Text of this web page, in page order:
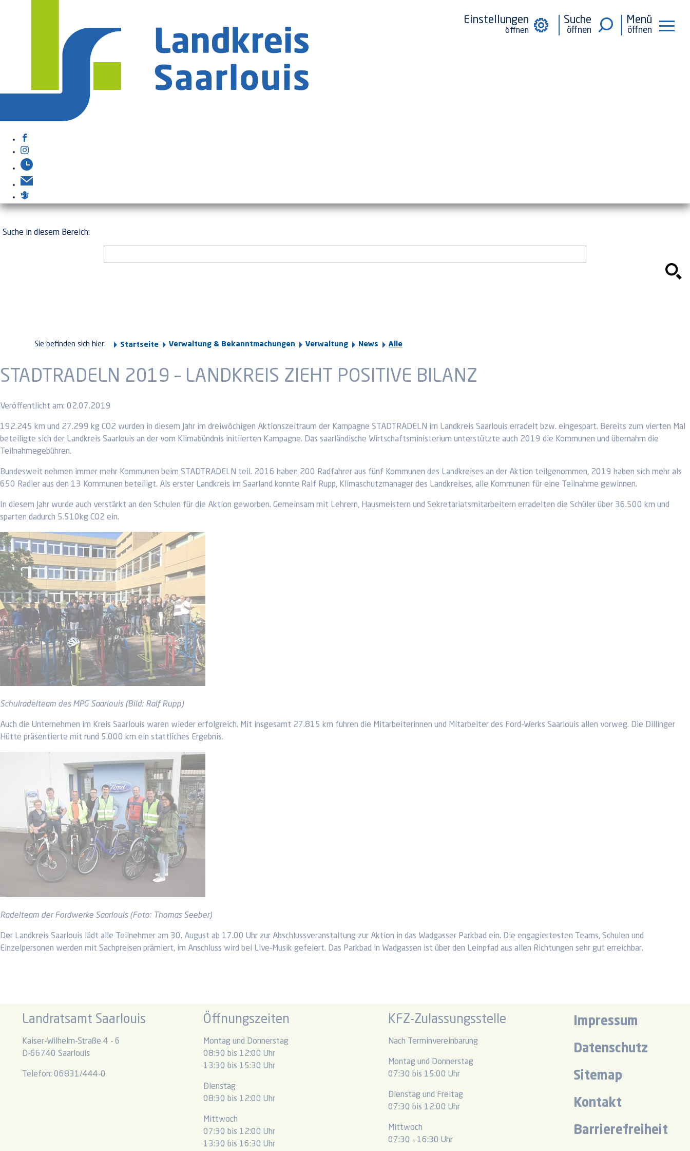
Einstellungen Suche Menü
Suche in diesem Bereich:
Sie befinden sich hier: Startseite Verwaltung & Bekanntmachungen Verwaltung News Alle
STADTRADELN 2019 – LANDKREIS ZIEHT POSITIVE BILANZ
Veröffentlicht am: 02.07.2019
192.245 km und 27.299 kg CO2 wurden in diesem Jahr im dreiwöchigen Aktionszeitraum der Kampagne STADTRADELN im Landkreis Saarlouis erradelt bzw. eingespart. Bereits zum vierten Mal
beteiligte sich der Landkreis Saarlouis an der vom Klimabündnis initiierten Kampagne. Das saarländische Wirtschaftsministerium unterstützte auch 2019 die Kommunen und übernahm die
Teilnahmegebühren.
Bundesweit nehmen immer mehr Kommunen beim STADTRADELN teil. 2016 haben 200 Radfahrer aus fünf Kommunen des Landkreises an der Aktion teilgenommen, 2019 haben sich mehr als
650 Radler aus den 13 Kommunen beteiligt. Als erster Landkreis im Saarland konnte Ralf Rupp, Klimaschutzmanager des Landkreises, alle Kommunen für eine Teilnahme gewinnen.
In diesem Jahr wurde auch verstärkt an den Schulen für die Aktion geworben. Gemeinsam mit Lehrern, Hausmeistern und Sekretariatsmitarbeitern erradelten die Schüler über 36.500 km und
sparten dadurch 5.510kg CO2 ein.
Schulradelteam des MPG Saarlouis (Bild: Ralf Rupp)
Auch die Unternehmen im Kreis Saarlouis waren wieder erfolgreich. Mit insgesamt 27.815 km fuhren die Mitarbeiterinnen und Mitarbeiter des Ford-Werks Saarlouis allen vorweg. Die Dillinger
Hütte präsentierte mit rund 5.000 km ein stattliches Ergebnis.
Radelteam der Fordwerke Saarlouis (Foto: Thomas Seeber)
Der Landkreis Saarlouis lädt alle Teilnehmer am 30. August ab 17.00 Uhr zur Abschlussveranstaltung zur Aktion in das Wadgasser Parkbad ein. Die engagiertesten Teams, Schulen und
Einzelpersonen werden mit Sachpreisen prämiert, im Anschluss wird bei Live-Musik gefeiert. Das Parkbad in Wadgassen ist über den Leinpfad aus allen Richtungen sehr gut erreichbar.
Landratsamt Saarlouis
Kaiser-Wilhelm-Straße 4 - 6
D-66740 Saarlouis
Telefon: 06831/444-0
Öffnungszeiten
Montag und Donnerstag
08:30 bis 12:00 Uhr
13:30 bis 15:30 Uhr
Dienstag
08:30 bis 12:00 Uhr
Mittwoch
07:30 bis 12:00 Uhr
13:30 bis 16:30 Uhr
KFZ-Zulassungsstelle
Nach Terminvereinbarung
Montag und Donnerstag
07:30 bis 15:00 Uhr
Dienstag und Freitag
07:30 bis 12:00 Uhr
Mittwoch
07:30 - 16:30 Uhr
Impressum
Datenschutz
Sitemap
Kontakt
Barrierefreiheit